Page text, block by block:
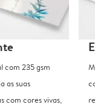
com 235 gsm
as suas
com cores vivas,